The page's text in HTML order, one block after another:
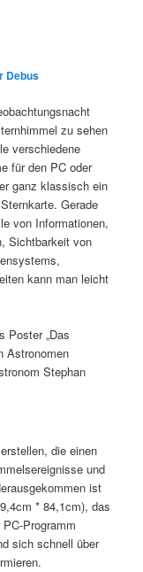
Debus
zu sehen
verschiedene
für den PC oder
ganz klassisch ein
Gerade
von Informationen,
Sichtbarkeit von
kann man leicht
Poster „Das
Astronomen
Stephan
die einen
und
ist
* 84,1cm), das
Programm
sich schnell über